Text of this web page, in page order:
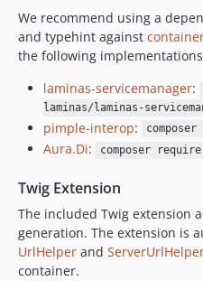
We recommend using a
and typehint against
the following
laminas-servicemanager:
laminas/laminas-
pimple-interop:
Aura.Di: composer
Twig Extension
The included Twig extension
generation. The extension is
UrlHelper and
container.